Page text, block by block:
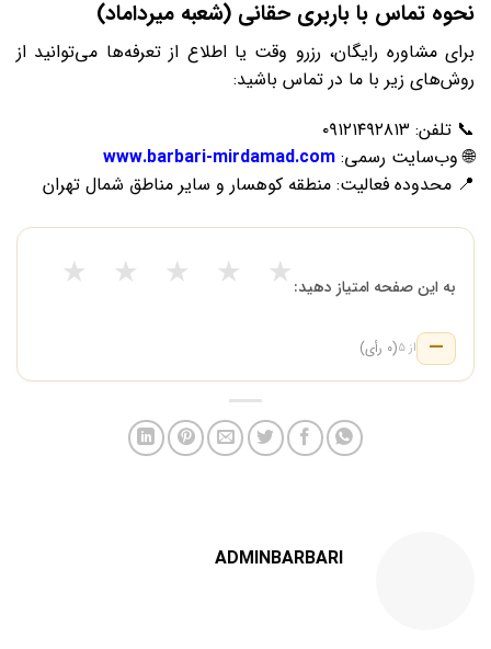
نحوه تماس با باربری حقانی (شعبه میرداماد)
برای مشاوره رایگان، رزرو وقت یا اطلاع از تعرفه‌ها می‌توانید از
روش‌های زیر با ما در تماس باشید:
📞 تلفن: ۰۹۱۲۱۴۹۲۸۱۳
🌐 وب‌سایت رسمی: www.barbari-mirdamad.com
📍 محدوده فعالیت: منطقه کوهسار و سایر مناطق شمال تهران
به این صفحه امتیاز دهید: ★ ★ ★ ★ ★
— از ۵ (۰ رأی)
ADMINBARBARI